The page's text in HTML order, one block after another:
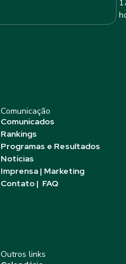
Comunicação
Comunicados
Rankings
Programas e Resultados
Notícias
Imprensa | Marketing
Contato | FAQ
Outros links